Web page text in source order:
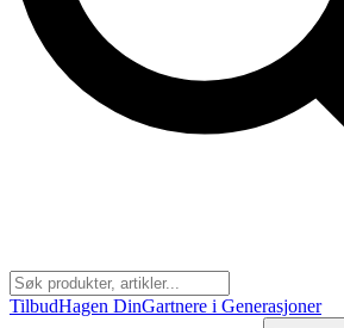
TilbudHagen DinGartnere i Generasjoner